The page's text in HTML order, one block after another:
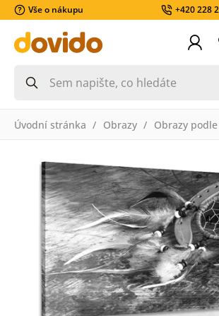
Vše o nákupu +420 228
Úvodní stránka Obrazy Obrazy